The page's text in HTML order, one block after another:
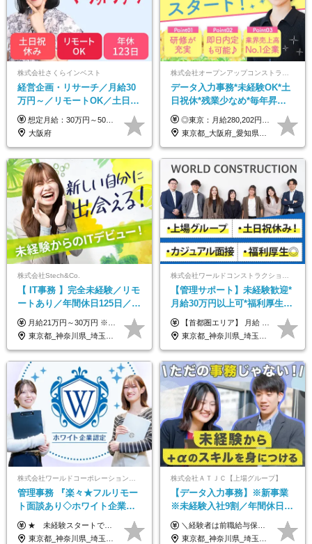
株式会社さくらインベスト
経営企画・リサーチ／月給30
万円～／リモートOK／土日祝
休み／生成AIを活用できる方
歓迎
想定月給：30万円～50万円程度＋各種手当＋賞与年2回 ※想定年収：400万円～600万円 ※経験・能力等考慮の上、規定により優遇 ※上記月給には固定残業代を含みます。固定残業代は、時間外労働の有無に関わらず月10時間分（月2.2万円（月収30万円の場合）～3.6万円（月収50万円の場合））を支給し、超過分は追加で支給します ※試用期間2ヶ月（待遇に差異なし） 【固定残業代について】 固定残業10時間分（22,000円～36,000円）を含む ※超過分は別途全額支給
大阪府
データ入力事務*未経験OK*土
日祝休*残業少なめ*毎年昇給
あり*面接1回*月収37万円可/o
◎東京：月給280,202円～402,430円 ◎大阪：月給269,824円～392,052円 ◎名古屋：月給285,967円～408,195円 ◎その他：月給265,212円～387,440円 ※試用期間3か月／待遇は研修期間中のみ変更あり （東京：23.9万円～、大阪：月給23.4万円～、名古屋：月給24.2万円～、その他：月給23.1万円～） ※固定残業代（配属後に支給）・一律手当を含む ※固定残業代は残業がない場合も支給し、超過分は別途支給する ※年齢、経験、能力を考慮し、支給額を決定します。
東京都_大阪府_愛知県_北海道_宮城県_新潟県_石川県_静岡県_広島県_福岡県_沖縄県
株式会社Stech&Co.
【 IT事務 】完全未経験／リモ
ートあり／年間休日125日／残
業なし／産休育休あり／服
装・髪型自由／毎年昇給
月給21万円～30万円 ※試用期間3ヶ月間の待遇に変動はありません。 ※みなし残業代(月20時間分29,725円～)を含む。（※超過分は追加支給）
東京都_神奈川県_埼玉県_千葉県_大阪府_愛知県_北海道_青森県_岩手県_宮城県_秋田県_山形県_福島県_茨城県_栃木県_群馬県_新潟県_山梨県_長野県_富山県_石川県_福井県_静岡県_岐阜県_三重県_兵庫県_京都府_滋賀県_奈良県_和歌山県_広島県_岡山県_鳥取県_島根県_山口県_徳島県_香川県_愛媛県_高知県_福岡県_熊本県_佐賀県_長崎県_大分県_宮崎県_鹿児島県_沖縄県
【管理サポート】未経験歓迎*
月給30万円以上可*福利厚生が
充実！
【首都圏エリア】 月給 291,800円以上 ＋ 各種手当 【北関東エリア】 月給 264,260円以上 ＋ 各種手当 【関西・四国エリア】 月給 278,040円以上 ＋ 各種手当 【中部エリア】 月給 278,040円以上 ＋ 各種手当 【北海道・東北エリア】 月給 247,000円以上 ＋ 各種手当 【九州エリア】 月給 235,540円以上 ＋ 各種手当 【中国エリア】 月給 250,460 円以上 ＋ 各種手当 ※全て年齢・経験・能力などを考慮します。 ※試用期間3ヶ月あり。その間の待遇に変動はありません。 ※固定残業代（20時間分）を含む 首都圏／37,800円以上 北関東／34,260円以上 関西・四国／36,040円以上 中部／36,040円以上 北海道・東北／32,000円以上 九州／30,540円以上 中国／32,460円以上 ※超過分は全額支給 初年度の年収 400万円～900万円
東京都_神奈川県_埼玉県_千葉県_大阪府_愛知県_北海道_青森県_岩手県_宮城県_秋田県_山形県_福島県_茨城県_栃木県_群馬県_新潟県_山梨県_長野県_富山県_石川県_福井県_静岡県_岐阜県_三重県_兵庫県_京都府_滋賀県_奈良県_和歌山県_広島県_岡山県_鳥取県_島根県_山口県_徳島県_香川県_愛媛県_高知県_福岡県_熊本県_佐賀県_長崎県_大分県_宮崎県_鹿児島県_沖縄県
株式会社ワールドコーポレーション 採用事業部【上場グループ】
管理事務 『楽々★フルリモー
ト面談あり◇ホワイト企業認
定受賞◇完全週休2日◇賞与年
2回 /p13
★ 未経験スタートでも月収40万円以上も目指せます！ ★ ★ 試用期間6か月あり／給与・待遇に変更なし ★ ＼パターン①orパターン②で給与形態の選択が可能／ ＜パターン①＞ 月給+交通費+（残業代は全額別途支給） 【首都圏・関東・北信越】 月給30.0万円以上 【関西】 月給27.5万円以上 【中部】 月給26.5万円以上 【東北】 月給24.5万円以上 【北海道】 月給24.0万円以上 【九州・中四国】 月給25.5万円以上 ＜パターン②＞ 月給（固定残業代20H含む）+交通費+賞与年2回+残業代 （※20H場合を超過した場合は全額別途支給） 【首都圏・関東・北信越】 月給25.0万円以上 【関 西・中部】 月給24.5万円以上 【東 北・北海道・九州・中四国】 月給23.5万円以上 ※上記給与には固定残業代（月20H分）を含みます 固定残業代は残業の有無に関わらず支給し、超過分は別途全額支給いたします ①②の給与形態はご本人様と相談の上、最終的に会社が決定いたします （内定時に通知） ■給与改定年1回 ■(※)賞与年2回（昨年度支給実績2回／頑張りを評価） (※)支給条件に規定あり
東京都_神奈川県_埼玉県_千葉県_大阪府_愛知県_北海道_青森県_岩手県_宮城県_秋田県_山形県_福島県_茨城県_栃木県_群馬県_新潟県_山梨県_長野県_富山県_石川県_福井県_静岡県_岐阜県_三重県_兵庫県_京都府_滋賀県_奈良県_和歌山県_広島県_岡山県_鳥取県_島根県_山口県_徳島県_香川県_愛媛県_高知県_福岡県_熊本県_佐賀県_長崎県_大分県_宮崎県_鹿児島県_沖縄県
株式会社ＡＴＪＣ【上場グループ】
【データ入力事務】※新事業
※未経験入社9割／年間休日
124日／月 残業13h／土日祝休
み／給与改定年2回
＼経験者は前職給与保証！／ 月給23万円～33万円＋各種手当 ☆給与改定年2回あり！ ※上記金額には固定残業代（31,081円～44,595円／20時間分）を含みます。 ※超過分は別途支給します。 ★試用期間：6ヶ月 未経験の場合、試用期間中は月給21万円（固定残業代12,353円／8時間分）となります。ただし、2026年7月1日以降は給与改定に伴い、試用期間の途中であっても、月給230,000円（固定残業代31,081円／20時間分）を適用します。 ※超過分は別途支給します。
東京都_神奈川県_埼玉県_千葉県